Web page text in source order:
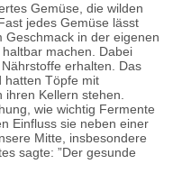
Gemüse, die wilden
jedes Gemüse lässt
Geschmack in der eigenen
machen. Dabei
erhalten. Das
hatten Töpfe mit
Kellern stehen.
wie wichtig Fermente
Einfluss sie neben einer
Mitte, insbesondere
sagte: ”Der gesunde